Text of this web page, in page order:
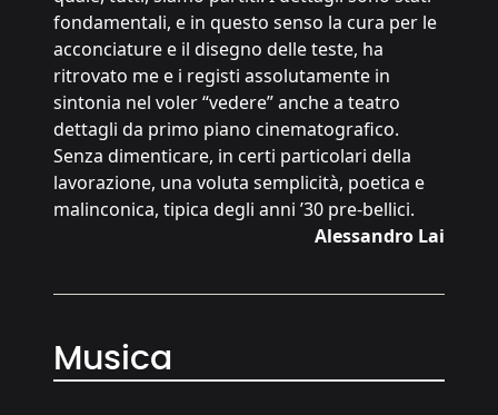
fondamentali, e in questo senso la cura per le
acconciature e il disegno delle teste, ha
ritrovato me e i registi assolutamente in
sintonia nel voler “vedere” anche a teatro
dettagli da primo piano cinematografico.
Senza dimenticare, in certi particolari della
lavorazione, una voluta semplicità, poetica e
malinconica, tipica degli anni ’30 pre-bellici.
Alessandro Lai
Musica